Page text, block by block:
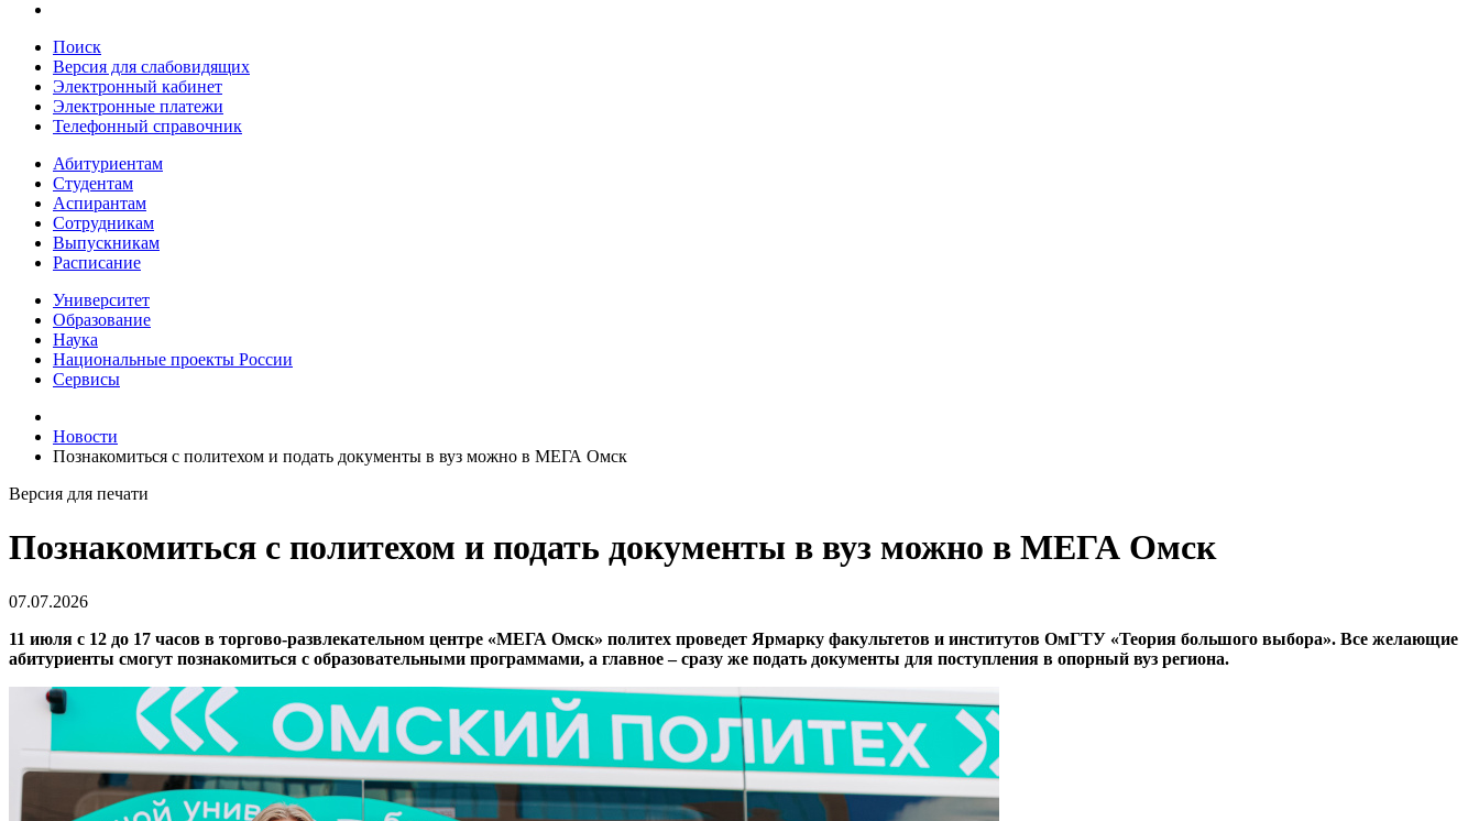
Поиск
Версия для слабовидящих
Электронный кабинет
Электронные платежи
Телефонный справочник
Абитуриентам
Студентам
Аспирантам
Сотрудникам
Выпускникам
Расписание
Университет
Образование
Наука
Национальные проекты России
Сервисы
Новости
Познакомиться с политехом и подать документы в вуз можно в МЕГА Омск
Версия для печати
Познакомиться с политехом и подать документы в вуз можно в МЕГА Омск
07.07.2026
11 июля с 12 до 17 часов в торгово-развлекательном центре «МЕГА Омск» политех проведет Ярмарку факультетов и институтов ОмГТУ «Теория большого выбора». Все желающие
абитуриенты смогут познакомиться с образовательными программами, а главное – сразу же подать документы для поступления в опорный вуз региона.